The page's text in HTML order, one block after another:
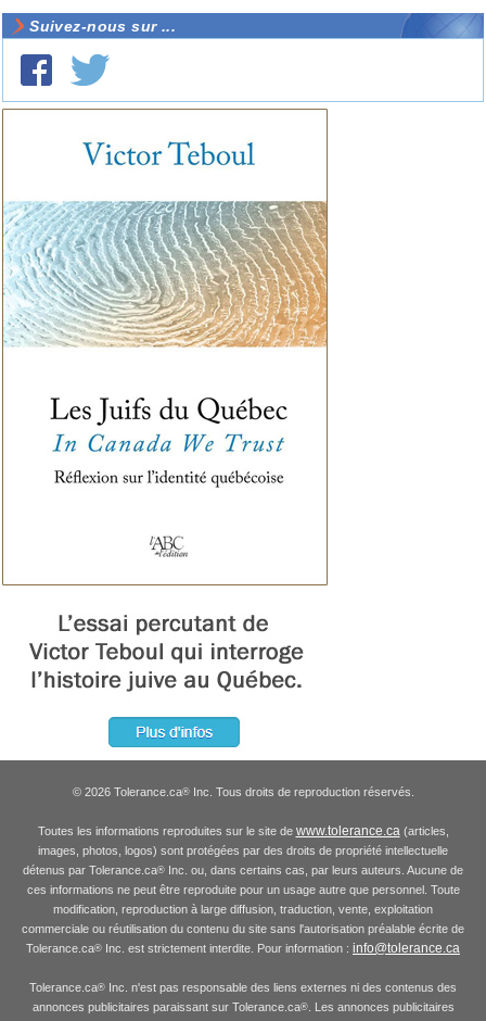
Suivez-nous sur ...
© 2026 Tolerance.ca®Inc. Tous droits de reproduction réservés.
Toutes les informations reproduites sur le site de www.tolerance.ca(articles,
images, photos, logos) sont protégées par des droits de propriété intellectuelle
détenus par Tolerance.ca® Inc. ou, dans certains cas, par leurs auteurs. Aucune de
ces informations ne peut être reproduite pour un usage autre que personnel. Toute
modification, reproduction à large diffusion, traduction, vente, exploitation
commerciale ou réutilisation du contenu du site sans l'autorisation préalable écrite de
Tolerance.ca® Inc. est strictement interdite. Pour information : info@tolerance.ca
Tolerance.ca® Inc. n'est pas responsable des liens externes ni des contenus des
annonces publicitaires paraissant sur Tolerance.ca®. Les annonces publicitaires